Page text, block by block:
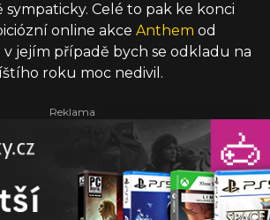
Celé to pak ke konci
online akce Anthem od
v jejím případě bych se odkladu na
roku moc nedivil.